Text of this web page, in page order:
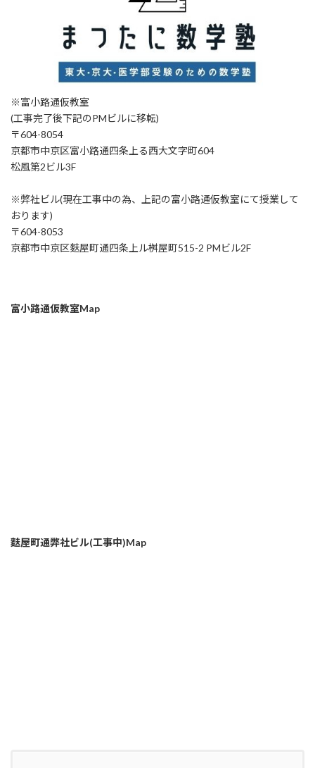
※富小路通仮教室
(工事完了後下記のPMビルに移転)
〒604-8054
京都市中京区富小路通四条上る西大文字町604
松風第2ビル3F
※弊社ビル(現在工事中の為、上記の富小路通仮教室にて授業して
おります)
〒604-8053
京都市中京区麩屋町通四条上ル桝屋町515-2 PMビル2F
富小路通仮教室Map
麩屋町通弊社ビル(工事中)Map